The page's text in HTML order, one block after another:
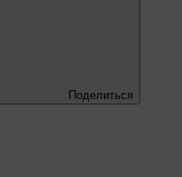
Поделиться